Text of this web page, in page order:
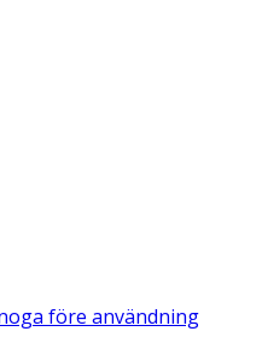
före användning